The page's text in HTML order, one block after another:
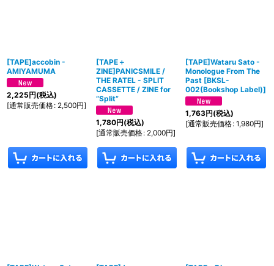
[TAPE]accobin -
AMIYAMUMA
2,225円(税込)
[通常販売価格: 2,500円]
[TAPE＋
ZINE]PANICSMILE /
THE RATEL - SPLIT
CASSETTE / ZINE for
“Split”
1,780円(税込)
[通常販売価格: 2,000円]
[TAPE]Wataru Sato -
Monologue From The
Past [BKSL-
002(Bookshop Label)]
1,763円(税込)
[通常販売価格: 1,980円]